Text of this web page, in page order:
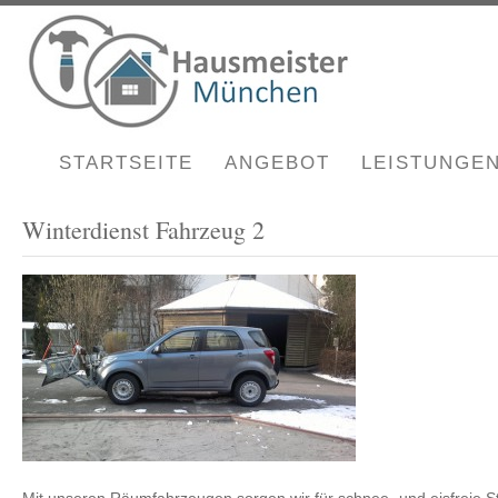
STARTSEITE ANGEBOT
Winterdienst Fahrzeug 2